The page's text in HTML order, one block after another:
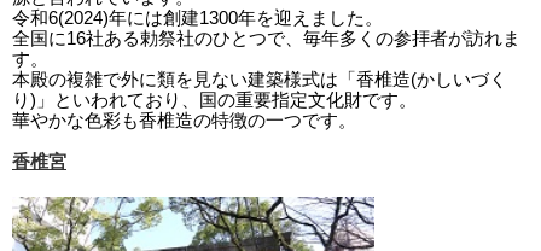
令和6(2024)年には創建1300年を迎えました。
全国に16社ある勅祭社のひとつで、毎年多くの参拝者が訪れま
す。
本殿の複雑で外に類を見ない建築様式は「香椎造(かしいづく
り)」といわれており、国の重要指定文化財です。
華やかな色彩も香椎造の特徴の一つです。
香椎宮